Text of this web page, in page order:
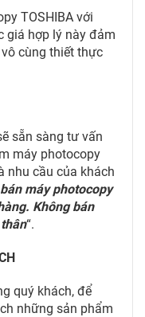
TOSHIBA với
giá hợp lý này đảm
cùng thiết thực
sẵn sàng tư vấn
máy photocopy
nhu cầu của khách
máy photocopy
Không bán
“.
quý khách, để
những sản phẩm